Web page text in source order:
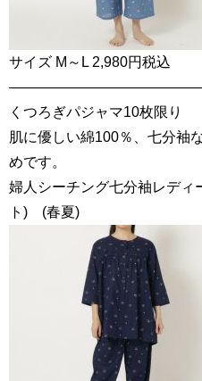
サイズ M～L 2,980円税込
くつろぎパジャマ10枚限り
肌に優しい綿100％、七分袖
めです。
婦人シーチング七分袖レディ
ト) (春夏)